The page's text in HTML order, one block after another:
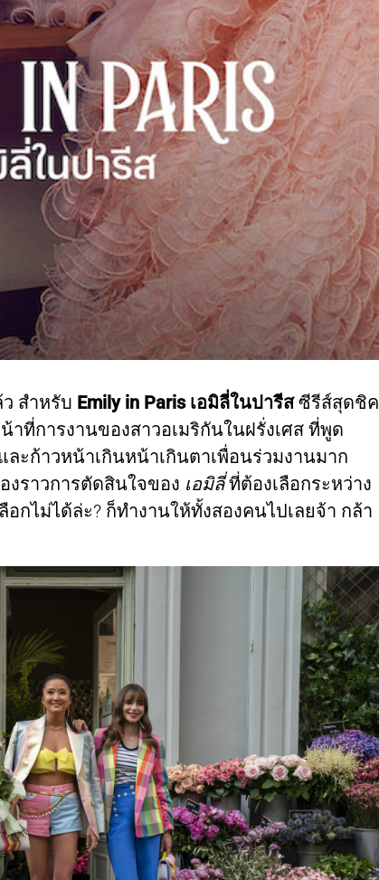
สำหรับ Emily in Paris เอมิลี่ในปารีสซีรีส์สุดชิค
ที่การงานของสาวอเมริกันในฝรั่งเศส ที่พูด
ละก้าวหน้าเกินหน้าเกินตาเพื่อนร่วมงานมาก
งราวการตัดสินใจของ เอมิลี่ที่ต้องเลือกระหว่าง
กไม่ได้ล่ะ? ก็ทำงานให้ทั้งสองคนไปเลยจ้า กล้า